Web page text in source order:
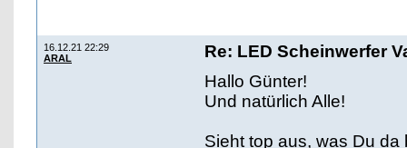
16.12.21 22:29
ARAL
Re: LED Scheinwerfer
Hallo Günter!
Und natürlich Alle!
Sieht top aus, was Du